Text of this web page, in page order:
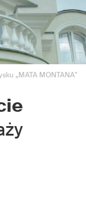
„MATA MONTANA"